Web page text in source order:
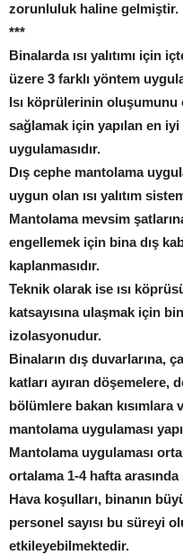
zorunluluk haline gelmiştir.
***
Binalarda ısı yalıtımı için
üzere 3 farklı yöntem
Isı köprülerinin oluşumunu
sağlamak için yapılan en
uygulamasıdır.
Dış cephe mantolama
uygun olan ısı yalıtım
Mantolama mevsim
engellemek için bina dış
kaplanmasıdır.
Teknik olarak ise ısı
katsayısına ulaşmak için
izolasyonudur.
Binaların dış duvarlarına,
katları ayıran döşemelere,
bölümlere bakan kısımlara
mantolama uygulaması
Mantolama uygulaması
ortalama 1-4 hafta
Hava koşulları, binanın
personel sayısı bu süreyi
etkileyebilmektedir.